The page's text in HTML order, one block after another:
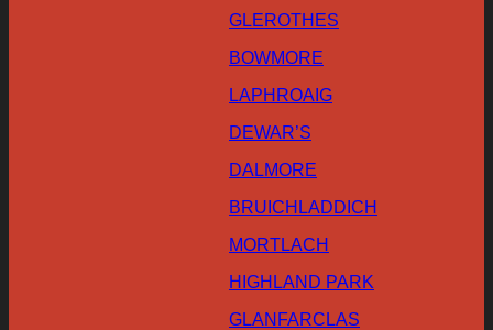
GLEROTHES
BOWMORE
LAPHROAIG
DEWAR’S
DALMORE
BRUICHLADDICH
MORTLACH
HIGHLAND PARK
GLANFARCLAS